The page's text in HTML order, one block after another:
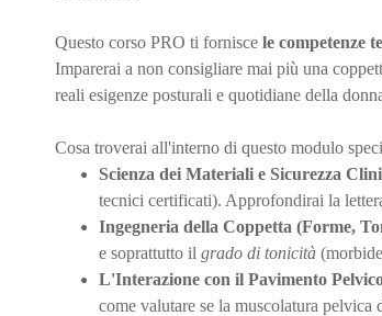
Questo corso PRO ti fornisce le competenze
Imparerai a non consigliare mai più una
reali esigenze posturali e quotidiane della
Cosa troverai all'interno di questo modulo
Scienza dei Materiali e Sicurezza
tecnici certificati). Approfondirai la
Ingegneria della Coppetta (Forme,
e soprattutto il grado di tonicità
L'Interazione con il Pavimento
come valutare se la muscolatura